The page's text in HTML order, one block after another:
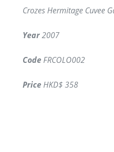
Crozes Hermitage Cuvee
Year2007
CodeFRCOLO002
PriceHKD$ 358